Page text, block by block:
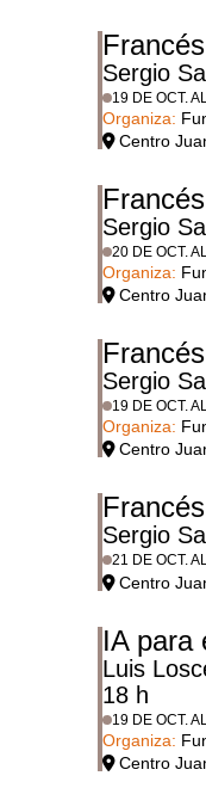
Sergio
19 DE OCT.
Organiza:
Centro
Sergio
20 DE OCT.
Organiza:
Centro
Sergio
19 DE OCT.
Organiza:
Centro
Sergio
21 DE OCT.
Centro
IA para
Luis
18 h
19 DE OCT.
Organiza:
Centro